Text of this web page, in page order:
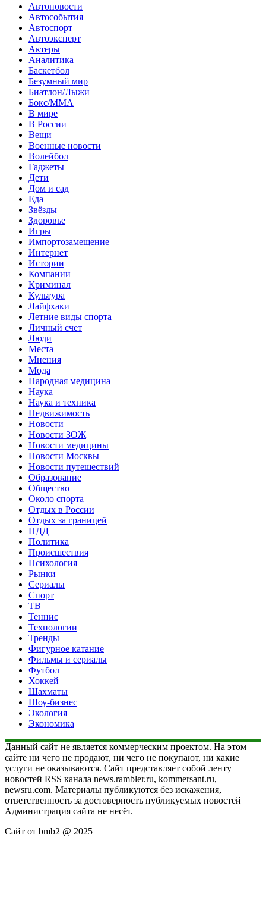
Автоновости
Автособытия
Автоспорт
Автоэксперт
Актеры
Аналитика
Баскетбол
Безумный мир
Биатлон/Лыжи
Бокс/MMA
В мире
В России
Вещи
Военные новости
Волейбол
Гаджеты
Дети
Дом и сад
Еда
Звёзды
Здоровье
Игры
Импортозамещение
Интернет
Истории
Компании
Криминал
Культура
Лайфхаки
Летние виды спорта
Личный счет
Люди
Места
Мнения
Мода
Народная медицина
Наука
Наука и техника
Недвижимость
Новости
Новости ЗОЖ
Новости медицины
Новости Москвы
Новости путешествий
Образование
Общество
Около спорта
Отдых в России
Отдых за границей
ПДД
Политика
Происшествия
Психология
Рынки
Сериалы
Спорт
ТВ
Теннис
Технологии
Тренды
Фигурное катание
Фильмы и сериалы
Футбол
Хоккей
Шахматы
Шоу-бизнес
Экология
Экономика
Данный сайт не является коммерческим проектом. На этом
сайте ни чего не продают, ни чего не покупают, ни какие
услуги не оказываются. Сайт представляет собой ленту
новостей RSS канала news.rambler.ru, kommersant.ru,
newsru.com. Материалы публикуются без искажения,
ответственность за достоверность публикуемых новостей
Администрация сайта не несёт.
Сайт от bmb2 @ 2025